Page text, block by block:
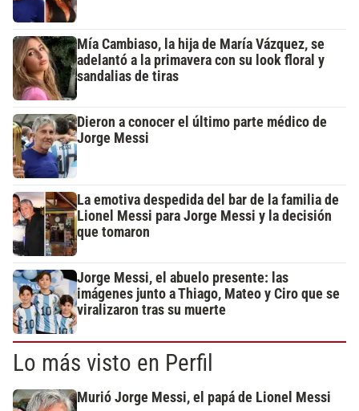
Mía Cambiaso, la hija de María Vázquez, se
adelantó a la primavera con su look floral y
sandalias de tiras
Dieron a conocer el último parte médico de
Jorge Messi
La emotiva despedida del bar de la familia de
Lionel Messi para Jorge Messi y la decisión
que tomaron
Jorge Messi, el abuelo presente: las
imágenes junto a Thiago, Mateo y Ciro que se
viralizaron tras su muerte
Lo más visto en Perfil
Murió Jorge Messi, el papá de Lionel Messi